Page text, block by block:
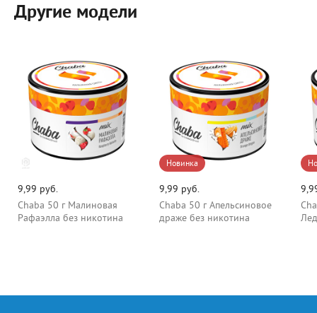
Другие модели
9,99 руб.
Chaba 50 г Малиновая
Рафаэлла без никотина
Новинка
9,99 руб.
Chaba 50 г Апельсиновое
драже без никотина